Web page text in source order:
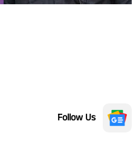
Follow Us